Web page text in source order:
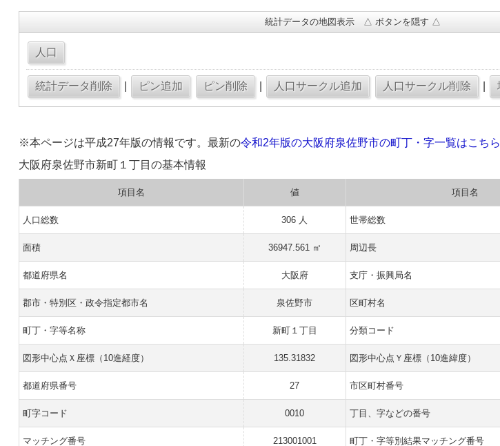
統計データの地図表示 △ ボタンを隠す △
※本ページは平成27年版の情報です。最新の令和2年版の大阪府泉佐野市の町丁・字一覧はこちら
大阪府泉佐野市新町１丁目の基本情報
項目名 値 項目名
人口総数 306 人 世帯総数
面積 36947.561 ㎡ 周辺長
都道府県名 大阪府 支庁・振興局名
郡市・特別区・政令指定都市名 泉佐野市 区町村名
町丁・字等名称 新町１丁目 分類コード
図形中心点Ｘ座標（10進経度） 135.31832 図形中心点Ｙ座標（10進緯度）
都道府県番号 27 市区町村番号
町字コード 0010 丁目、字などの番号
マッチング番号 213001001 町丁・字等別結果マッチング番号